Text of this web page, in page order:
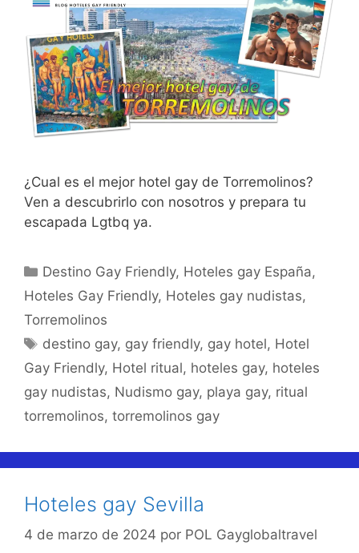
¿Cual es el mejor hotel gay de Torremolinos?
Ven a descubrirlo con nosotros y prepara tu
escapada Lgtbq ya.
Categorías
Destino Gay Friendly, Hoteles gay España,
Hoteles Gay Friendly, Hoteles gay nudistas,
Torremolinos
Etiquetas
destino gay, gay friendly, gay hotel, Hotel
Gay Friendly, Hotel ritual, hoteles gay, hoteles
gay nudistas, Nudismo gay, playa gay, ritual
torremolinos, torremolinos gay
Hoteles gay Sevilla
4 de marzo de 2024 por POL Gayglobaltravel